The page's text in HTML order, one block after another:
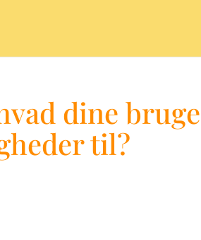
dine
til?